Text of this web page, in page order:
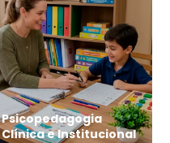
Psicopedagogia
Clínica e Institucional